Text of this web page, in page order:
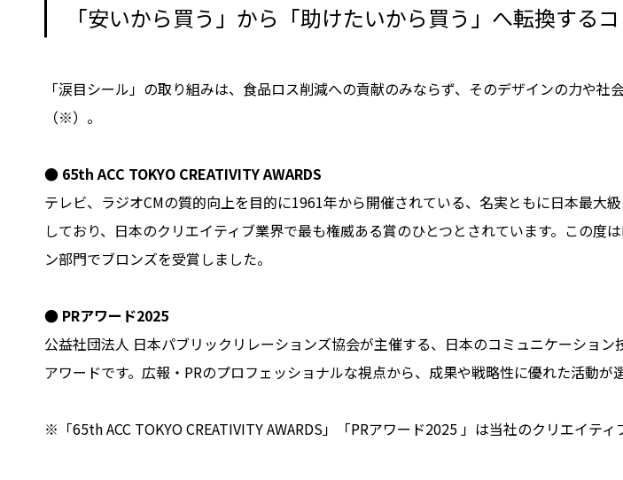
「安いから買う」から「助けたいから買う」へ転換する
「涙目シール」の取り組みは、食品ロス削減への貢献のみならず、そのデザインの力や
（※）。
● 65th ACC TOKYO CREATIVITY AWARDS
テレビ、ラジオCMの質的向上を目的に1961年から開催されている、名実ともに日本最大
しており、日本のクリエイティブ業界で最も権威ある賞のひとつとされています。この
ン部門でブロンズを受賞しました。
● PRアワード2025
公益社団法人 日本パブリックリレーションズ協会が主催する、日本のコミュニケーショ
アワードです。広報・PRのプロフェッショナルな視点から、成果や戦略性に優れた活動が
※「65th ACC TOKYO CREATIVITY AWARDS」「PRアワード2025 」は当社のクリエイ